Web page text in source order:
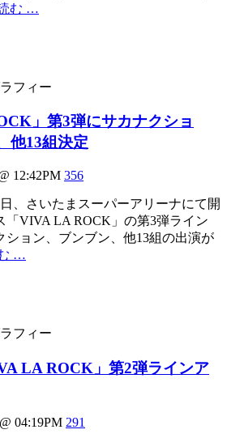
む …
フィー
」第3弾にサカナクショ
他13組決定
12:42PM 356
、さいたまスーパーアリーナにて開
「VIVA LA ROCK」の第3弾ライン
ション、ブンブン、他13組の出演が
…
フィー
LA ROCK」第2弾ラインア
04:19PM 291